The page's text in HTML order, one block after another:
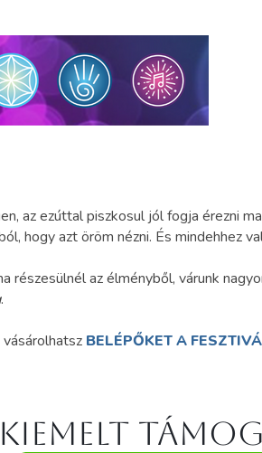
az ezúttal piszkosul jól fogja érezni
hogy azt öröm nézni. És mindehhez
részesülnél az élményből, várunk
.
BELÉPŐKET A
Kiemelt